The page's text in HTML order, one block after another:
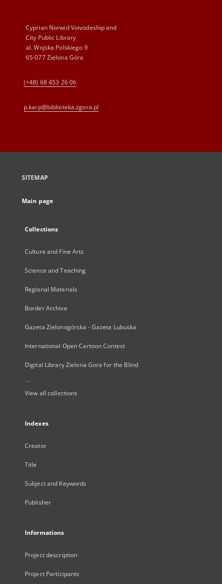
Cyprian Norwid Voivodeship and
City Public Library
al. Wojska Polskiego 9
65-077 Zielona Góra
(+48) 68 453 26 06
p.karp@biblioteka.zgora.pl
SITEMAP
Main page
Collections
Culture and Fine Arts
Science and Teaching
Regional Materials
Border Archive
Gazeta Zielonogórska - Gazeta Lubuska
International Open Cartoon Contest
Digital Library Zielona Gora for the Blind
...
View all collections
Indexes
Creator
Title
Subject and Keywords
Publisher
Informations
Project description
Project Participants